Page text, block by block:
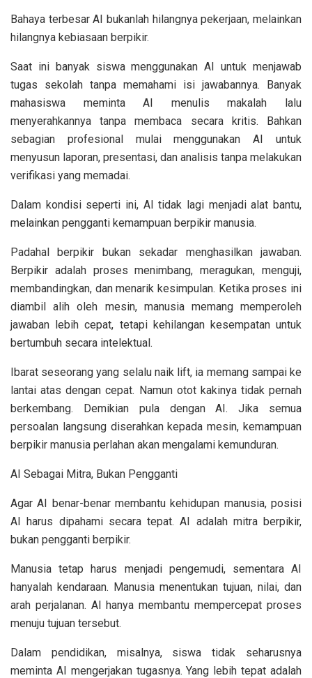
Bahaya terbesar AI bukanlah hilangnya pekerjaan, melainkan
hilangnya kebiasaan berpikir.
Saat ini banyak siswa menggunakan AI untuk menjawab
tugas sekolah tanpa memahami isi jawabannya. Banyak
mahasiswa meminta AI menulis makalah lalu
menyerahkannya tanpa membaca secara kritis. Bahkan
sebagian profesional mulai menggunakan AI untuk
menyusun laporan, presentasi, dan analisis tanpa melakukan
verifikasi yang memadai.
Dalam kondisi seperti ini, AI tidak lagi menjadi alat bantu,
melainkan pengganti kemampuan berpikir manusia.
Padahal berpikir bukan sekadar menghasilkan jawaban.
Berpikir adalah proses menimbang, meragukan, menguji,
membandingkan, dan menarik kesimpulan. Ketika proses ini
diambil alih oleh mesin, manusia memang memperoleh
jawaban lebih cepat, tetapi kehilangan kesempatan untuk
bertumbuh secara intelektual.
Ibarat seseorang yang selalu naik lift, ia memang sampai ke
lantai atas dengan cepat. Namun otot kakinya tidak pernah
berkembang. Demikian pula dengan AI. Jika semua
persoalan langsung diserahkan kepada mesin, kemampuan
berpikir manusia perlahan akan mengalami kemunduran.
AI Sebagai Mitra, Bukan Pengganti
Agar AI benar-benar membantu kehidupan manusia, posisi
AI harus dipahami secara tepat. AI adalah mitra berpikir,
bukan pengganti berpikir.
Manusia tetap harus menjadi pengemudi, sementara AI
hanyalah kendaraan. Manusia menentukan tujuan, nilai, dan
arah perjalanan. AI hanya membantu mempercepat proses
menuju tujuan tersebut.
Dalam pendidikan, misalnya, siswa tidak seharusnya
meminta AI mengerjakan tugasnya. Yang lebih tepat adalah